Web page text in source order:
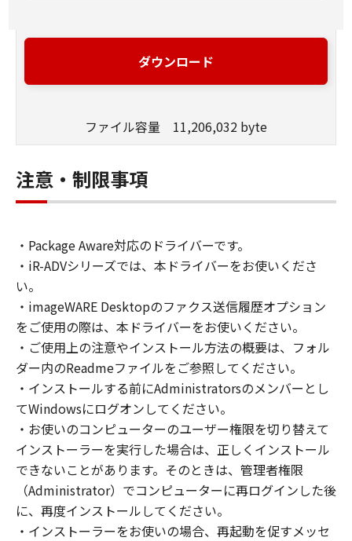
(1) キヤノンは、お客様が「キヤノン製品」を利
用する目的のために、「キヤノン製品」に直接
（本契約書においては、「本ソフトウェア」を
ること、またはコンピューターにおいて表示す
ること、アクセスすること、もしくは実行する
ことのいずれも含むものとします。）するため
お客様は、また「指定機器」にネットワークを
通じて接続されたコンピューター上で、かかる
ェア」を使用させることができますが、かかる
コンピューターの使用者に本契約書上の義務お
よび条件を遵守させるとともに、その履行に関
し全責任を負うことを条件とします。
(2) お客様は、上記(1)に基づいて「本ソフトウ
ェア」を使用するためのバックアップとして、
「本ソフトウェア」を１部、複製することがで
きます。
(3) 上記(1)および(2)に定める場合を除き、キヤ
ノンまたはキヤノンのライセンサーのいかなる
知的財産権も、明示たると黙示たるとを問わ
ず、本契約書によってお客様に譲渡あるいは許
諾されるものではありません。
ダウンロード
ファイル容量 11,206,032 byte
注意・制限事項
・Package Aware対応のドライバーです。
・iR-ADVシリーズでは、本ドライバーをお使いくださ
い。
・imageWARE Desktopのファクス送信履歴オプション
をご使用の際は、本ドライバーをお使いください。
・ご使用上の注意やインストール方法の概要は、フォル
ダー内のReadmeファイルをご参照してください。
・インストールする前にAdministratorsのメンバーとし
てWindowsにログオンしてください。
・お使いのコンピューターのユーザー権限を切り替えて
インストーラーを実行した場合は、正しくインストール
できないことがあります。そのときは、管理者権限
（Administrator）でコンピューターに再ログインした後
に、再度インストールしてください。
・インストーラーをお使いの場合、再起動を促すメッセ